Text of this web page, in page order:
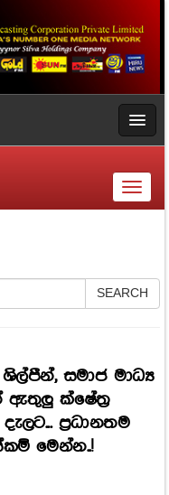
Toggle
SEARCH
සමාජ මාධ්‍ය
ඇතුලු ක්ෂේත්‍ර
ප්‍රධානතම
මෙන්න..!